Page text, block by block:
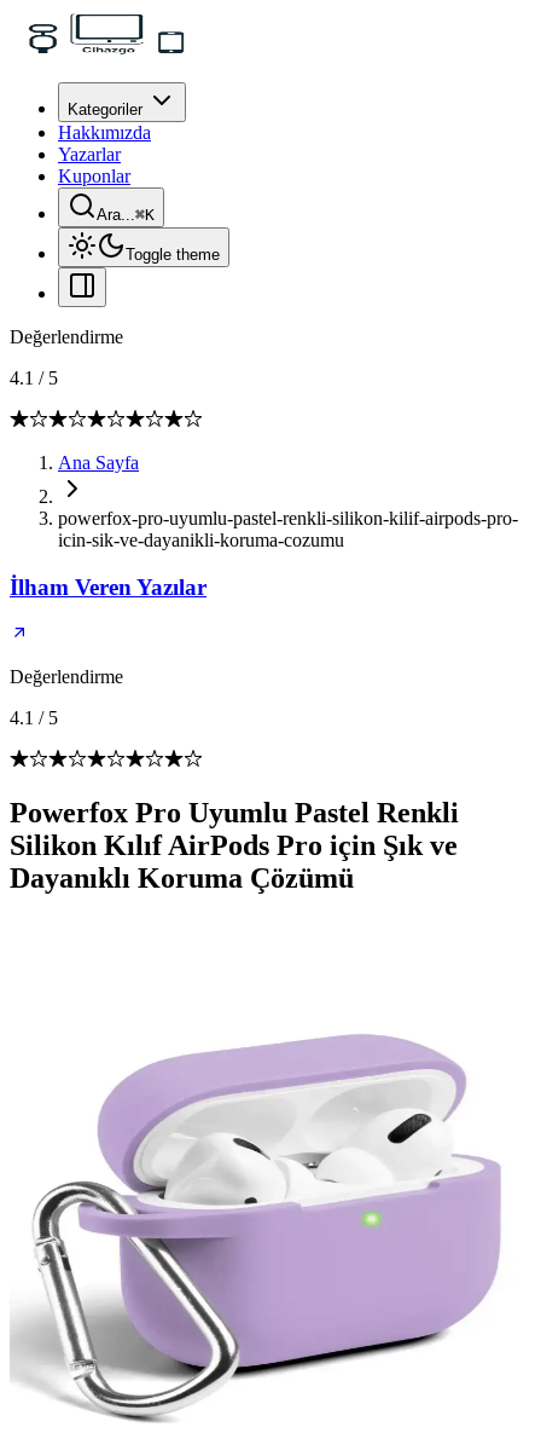
Kategoriler
Hakkımızda
Yazarlar
Kuponlar
Ara...⌘K
Toggle theme
Değerlendirme
4.1 / 5
Ana Sayfa
powerfox-pro-uyumlu-pastel-renkli-silikon-kilif-airpods-pro-
icin-sik-ve-dayanikli-koruma-cozumu
İlham Veren Yazılar
Değerlendirme
4.1 / 5
Powerfox Pro Uyumlu Pastel Renkli
Silikon Kılıf AirPods Pro için Şık ve
Dayanıklı Koruma Çözümü